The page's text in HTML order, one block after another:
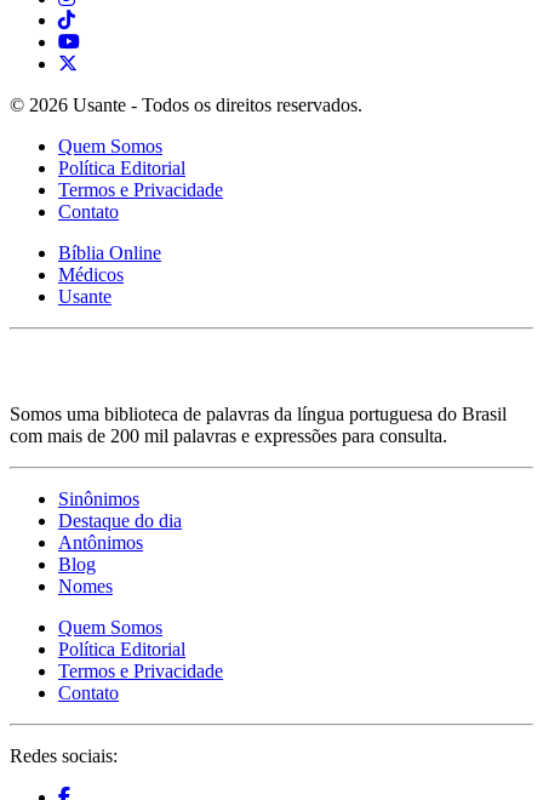
© 2026 Usante - Todos os direitos reservados.
Quem Somos
Política Editorial
Termos e Privacidade
Contato
Bíblia Online
Médicos
Usante
Somos uma biblioteca de palavras da língua portuguesa do Brasil
com mais de 200 mil palavras e expressões para consulta.
Sinônimos
Destaque do dia
Antônimos
Blog
Nomes
Quem Somos
Política Editorial
Termos e Privacidade
Contato
Redes sociais: